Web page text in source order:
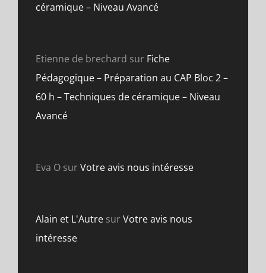
céramique – Niveau Avancé
Etienne de brechard sur Fiche
Pédagogique – Préparation au CAP Bloc 2 –
60 h – Techniques de céramique – Niveau
Avancé
Eva O surVotre avis nous intéresse
Alain et L'Autre surVotre avis nous
intéresse